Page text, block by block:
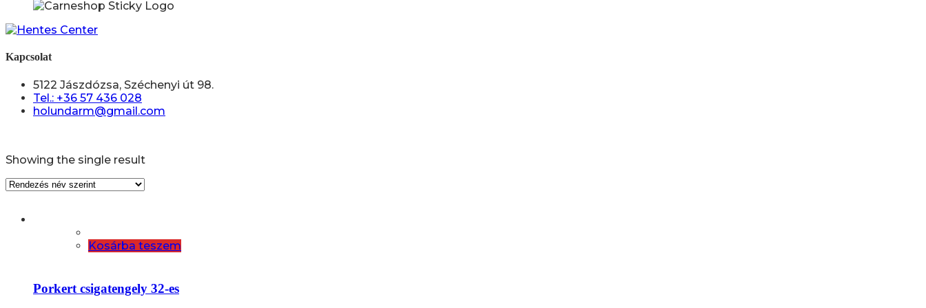
Kapcsolat
5122 Jászdózsa, Széchenyi út 98.
Tel.: +36 57 436 028
holundarm@gmail.com
Showing the single result
Kosárba teszem
Porkert csigatengely 32-es